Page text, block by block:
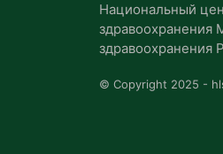
Национальный
здравоохранения
здравоохранения
© Copyright 2025 -